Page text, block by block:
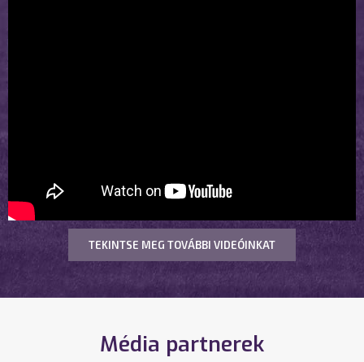
TEKINTSE MEG TOVÁBBI VIDEÓINKAT
Média partnerek